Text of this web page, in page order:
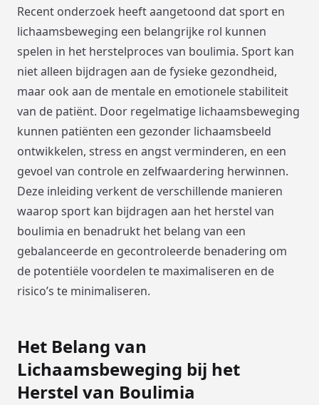
Recent onderzoek heeft aangetoond dat sport en
lichaamsbeweging een belangrijke rol kunnen
spelen in het herstelproces van boulimia. Sport kan
niet alleen bijdragen aan de fysieke gezondheid,
maar ook aan de mentale en emotionele stabiliteit
van de patiënt. Door regelmatige lichaamsbeweging
kunnen patiënten een gezonder lichaamsbeeld
ontwikkelen, stress en angst verminderen, en een
gevoel van controle en zelfwaardering herwinnen.
Deze inleiding verkent de verschillende manieren
waarop sport kan bijdragen aan het herstel van
boulimia en benadrukt het belang van een
gebalanceerde en gecontroleerde benadering om
de potentiële voordelen te maximaliseren en de
risico’s te minimaliseren.
Het Belang van
Lichaamsbeweging bij het
Herstel van Boulimia